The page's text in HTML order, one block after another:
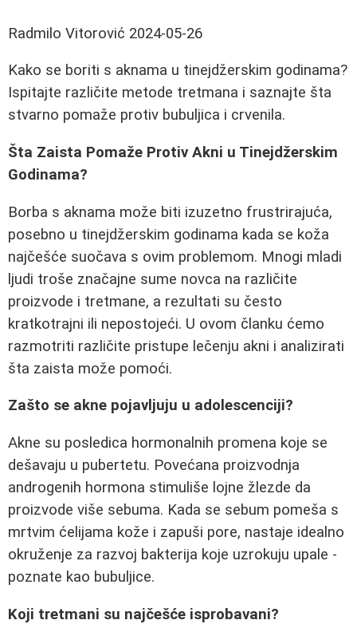
Radmilo Vitorović 2024-05-26
Kako se boriti s aknama u tinejdžerskim godinama?
Ispitajte različite metode tretmana i saznajte šta
stvarno pomaže protiv bubuljica i crvenila.
Šta Zaista Pomaže Protiv Akni u Tinejdžerskim
Godinama?
Borba s aknama može biti izuzetno frustrirajuća,
posebno u tinejdžerskim godinama kada se koža
najčešće suočava s ovim problemom. Mnogi mladi
ljudi troše značajne sume novca na različite
proizvode i tretmane, a rezultati su često
kratkotrajni ili nepostojeći. U ovom članku ćemo
razmotriti različite pristupe lečenju akni i analizirati
šta zaista može pomoći.
Zašto se akne pojavljuju u adolescenciji?
Akne su posledica hormonalnih promena koje se
dešavaju u pubertetu. Povećana proizvodnja
androgenih hormona stimuliše lojne žlezde da
proizvode više sebuma. Kada se sebum pomeša s
mrtvim ćelijama kože i zapuši pore, nastaje idealno
okruženje za razvoj bakterija koje uzrokuju upale -
poznate kao bubuljice.
Koji tretmani su najčešće isprobavani?